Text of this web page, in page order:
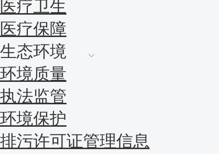
医疗卫生
医疗保障
生态环境
环境质量
执法监管
环境保护
排污许可证管理信息